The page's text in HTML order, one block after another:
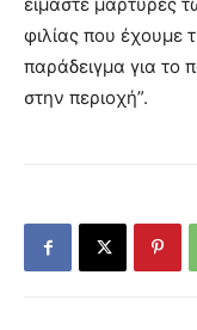
φιλίας που έχουμε
παράδειγμα για το
στην περιοχή”.